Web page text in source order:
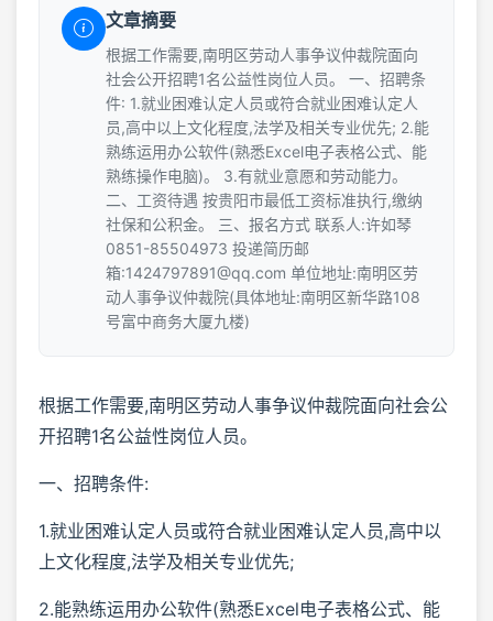
文章摘要
根据工作需要,南明区劳动人事争议仲裁院面向
社会公开招聘1名公益性岗位人员。 一、招聘条
件: 1.就业困难认定人员或符合就业困难认定人
员,高中以上文化程度,法学及相关专业优先; 2.能
熟练运用办公软件(熟悉Excel电子表格公式、能
熟练操作电脑)。 3.有就业意愿和劳动能力。
二、工资待遇 按贵阳市最低工资标准执行,缴纳
社保和公积金。 三、报名方式 联系人:许如琴
0851-85504973 投递简历邮
箱:1424797891@qq.com 单位地址:南明区劳
动人事争议仲裁院(具体地址:南明区新华路108
号富中商务大厦九楼)
根据工作需要,南明区劳动人事争议仲裁院面向社会公
开招聘1名公益性岗位人员。
一、招聘条件:
1.就业困难认定人员或符合就业困难认定人员,高中以
上文化程度,法学及相关专业优先;
2.能熟练运用办公软件(熟悉Excel电子表格公式、能